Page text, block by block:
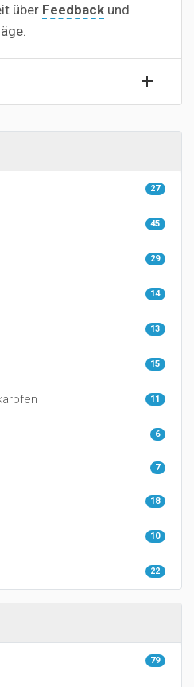
über Feedback und
27
45
29
14
13
15
11
6
7
18
10
22
79